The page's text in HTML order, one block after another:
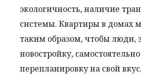
экологичность, наличие
системы. Квартиры в домах
таким образом, чтобы люди,
новостройку,
перепланировку на свой вкус.